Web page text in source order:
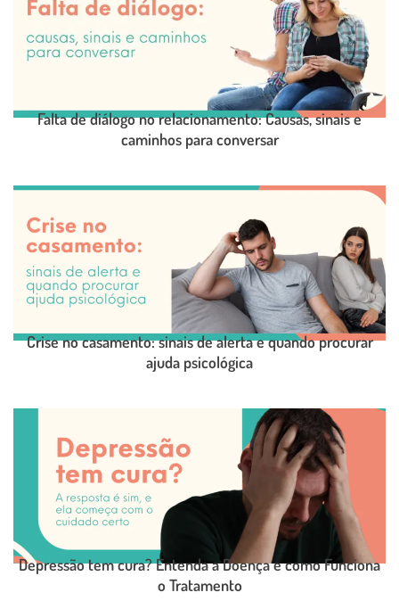
LEIA O POST COMPLETO
Falta de diálogo no relacionamento: Causas, sinais e
caminhos para conversar
LEIA O POST COMPLETO
Crise no casamento: sinais de alerta e quando procurar
ajuda psicológica
Depressão tem cura? Entenda a Doença e como Funciona
o Tratamento